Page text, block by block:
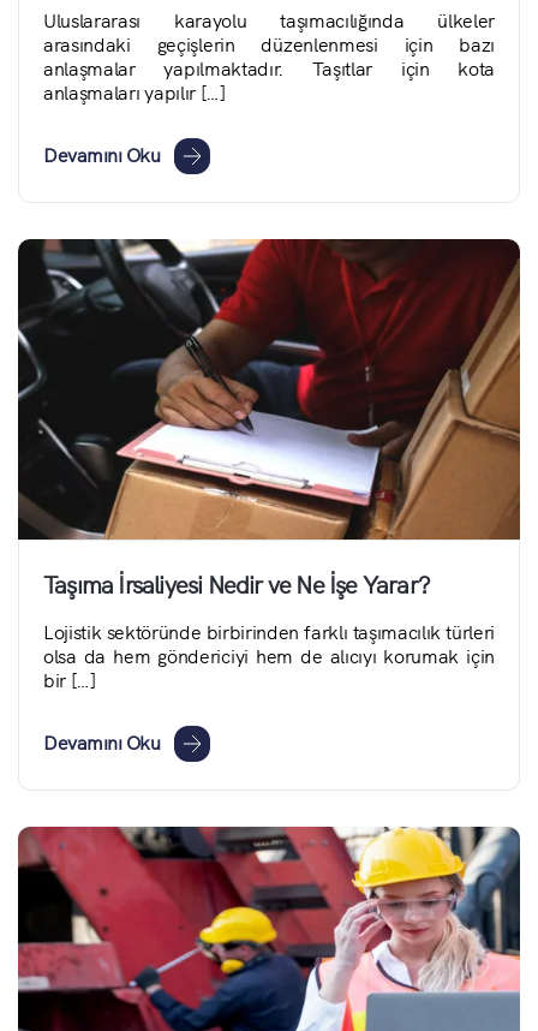
Uluslararası karayolu taşımacılığında ülkeler
arasındaki geçişlerin düzenlenmesi için bazı
anlaşmalar yapılmaktadır. Taşıtlar için kota
anlaşmaları yapılır […]
Devamını Oku
Taşıma İrsaliyesi Nedir ve Ne İşe Yarar?
Lojistik sektöründe birbirinden farklı taşımacılık türleri
olsa da hem göndericiyi hem de alıcıyı korumak için
bir […]
Devamını Oku